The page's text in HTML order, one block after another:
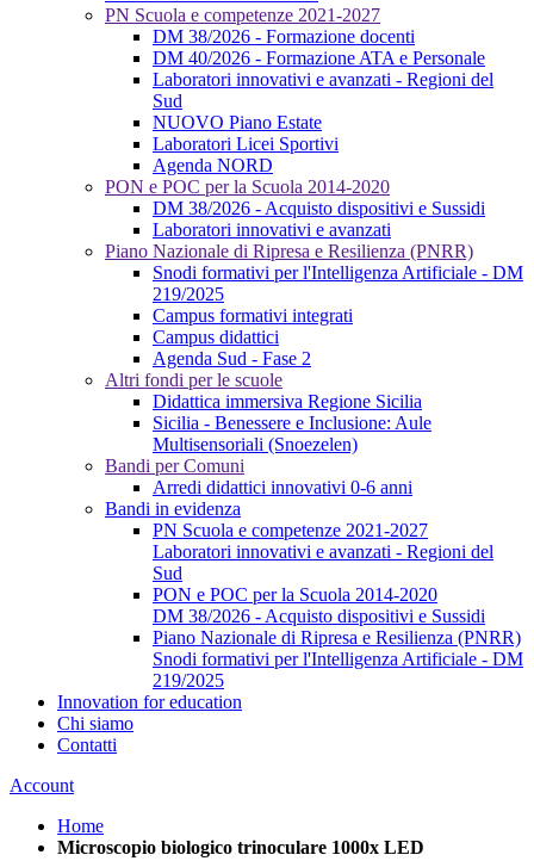
PN Scuola e competenze 2021-2027
DM 38/2026 - Formazione docenti
DM 40/2026 - Formazione ATA e Personale
Laboratori innovativi e avanzati - Regioni del
Sud
NUOVO Piano Estate
Laboratori Licei Sportivi
Agenda NORD
PON e POC per la Scuola 2014-2020
DM 38/2026 - Acquisto dispositivi e Sussidi
Laboratori innovativi e avanzati
Piano Nazionale di Ripresa e Resilienza (PNRR)
Snodi formativi per l'Intelligenza Artificiale - DM
219/2025
Campus formativi integrati
Campus didattici
Agenda Sud - Fase 2
Altri fondi per le scuole
Didattica immersiva Regione Sicilia
Sicilia - Benessere e Inclusione: Aule
Multisensoriali (Snoezelen)
Bandi per Comuni
Arredi didattici innovativi 0-6 anni
Bandi in evidenza
PN Scuola e competenze 2021-2027
Laboratori innovativi e avanzati - Regioni del
Sud
PON e POC per la Scuola 2014-2020
DM 38/2026 - Acquisto dispositivi e Sussidi
Piano Nazionale di Ripresa e Resilienza (PNRR)
Snodi formativi per l'Intelligenza Artificiale - DM
219/2025
Innovation for education
Chi siamo
Contatti
Account
Home
Microscopio biologico trinoculare 1000x LED